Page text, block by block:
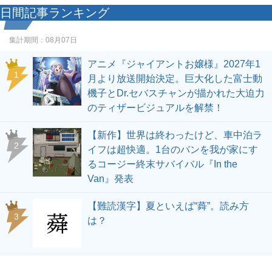
日間記事ランキング
集計期間： 08月07日
1
アニメ『ジャイアントお嬢様』2027年1
月より放送開始決定。巨大化した富士動
機子とDr.セバスチャンが描かれた大迫力
のティザービジュアルを解禁！
2
【新作】世界は終わったけど、車中泊ラ
イフは超快適。1台のバンを我が家にす
るコージー終末サバイバル『In the
Van』発表
3
【難読漢字】夏といえば“蕣”。読み方
は？